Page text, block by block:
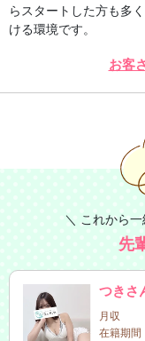
らスタートした方も多
ける環境です。
お客
＼ これから
先
つきさ
月収
在籍期間